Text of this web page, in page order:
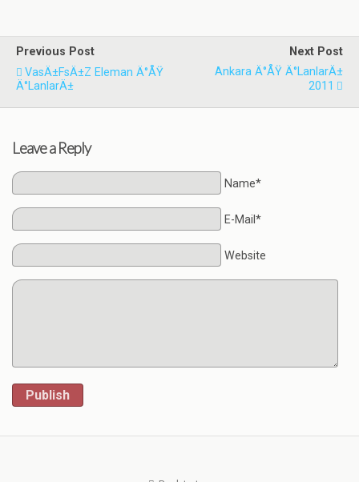
Previous Post
VasÄ±fsÄ±z Eleman Ä°ÅŸ
Ä°lanlarÄ±
Next Post
Ankara Ä°ÅŸ Ä°lanlarÄ±
2011
Leave a Reply
Name*
E-Mail*
Website
Publish